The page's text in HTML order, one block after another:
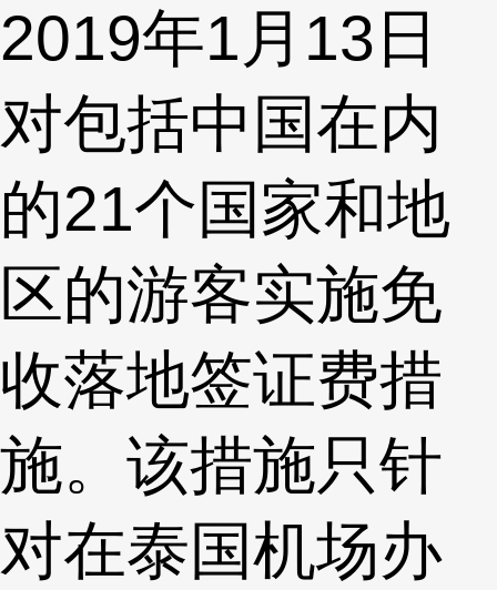
2019年1月13日
对包括中国在内
的21个国家和地
区的游客实施免
收落地签证费措
施。该措施只针
对在泰国机场办